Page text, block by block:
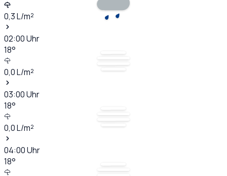
0,3L/m²
02:00Uhr
18°
0,0L/m²
03:00Uhr
18°
0,0L/m²
04:00Uhr
18°